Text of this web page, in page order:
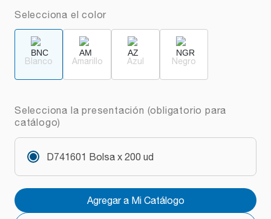
Selecciona el color
Blanco Amarillo Azul Negro
Selecciona la presentación (obligatorio para
catálogo)
D741601 Bolsa x 200 ud
Agregar a Mi Catálogo